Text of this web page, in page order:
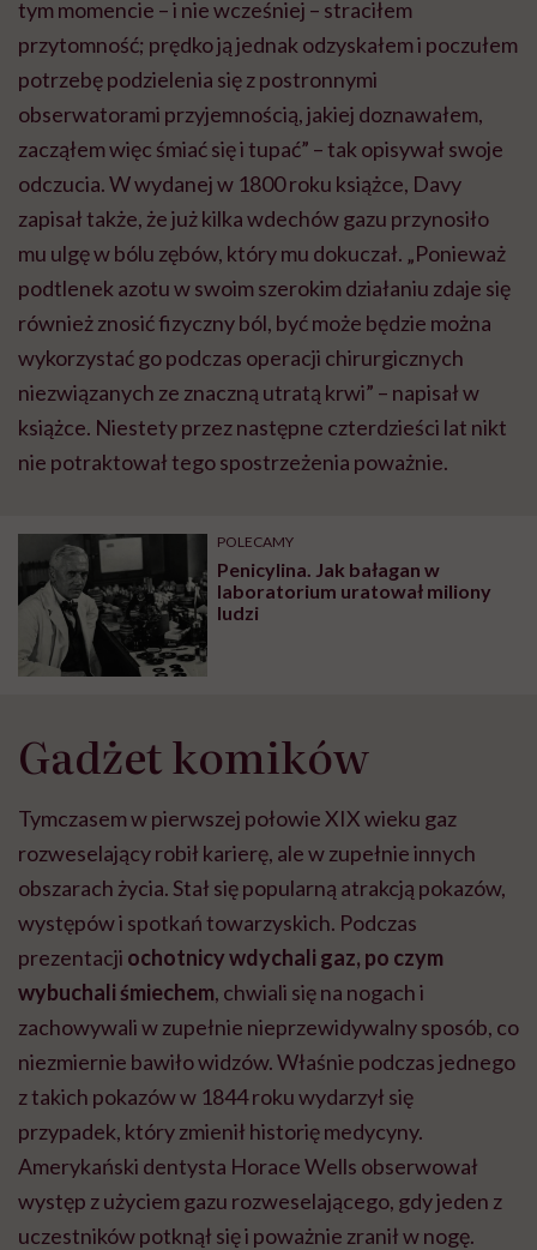
tym momencie – i nie wcześniej – straciłem
przytomność; prędko ją jednak odzyskałem i poczułem
potrzebę podzielenia się z postronnymi
obserwatorami przyjemnością, jakiej doznawałem,
zacząłem więc śmiać się i tupać” – tak opisywał swoje
odczucia. W wydanej w 1800 roku książce, Davy
zapisał także, że już kilka wdechów gazu przynosiło
mu ulgę w bólu zębów, który mu dokuczał. „Ponieważ
podtlenek azotu w swoim szerokim działaniu zdaje się
również znosić fizyczny ból, być może będzie można
wykorzystać go podczas operacji chirurgicznych
niezwiązanych ze znaczną utratą krwi” – napisał w
książce. Niestety przez następne czterdzieści lat nikt
nie potraktował tego spostrzeżenia poważnie.
POLECAMY
Penicylina. Jak bałagan w
laboratorium uratował miliony
ludzi
Gadżet komików
Tymczasem w pierwszej połowie XIX wieku gaz
rozweselający robił karierę, ale w zupełnie innych
obszarach życia. Stał się popularną atrakcją pokazów,
występów i spotkań towarzyskich. Podczas
prezentacji ochotnicy wdychali gaz, po czym
wybuchali śmiechem, chwiali się na nogach i
zachowywali w zupełnie nieprzewidywalny sposób, co
niezmiernie bawiło widzów. Właśnie podczas jednego
z takich pokazów w 1844 roku wydarzył się
przypadek, który zmienił historię medycyny.
Amerykański dentysta Horace Wells obserwował
występ z użyciem gazu rozweselającego, gdy jeden z
uczestników potknął się i poważnie zranił w nogę.